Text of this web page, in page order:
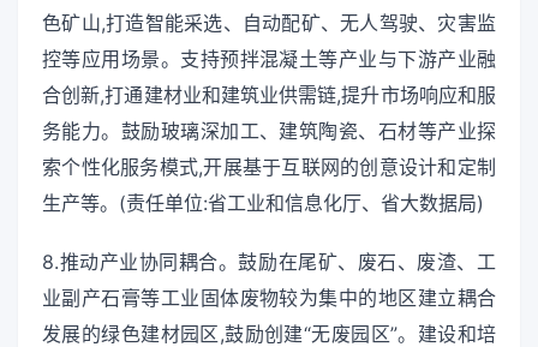
色矿山,打造智能采选、自动配矿、无人驾驶、灾害监
控等应用场景。支持预拌混凝土等产业与下游产业融
合创新,打通建材业和建筑业供需链,提升市场响应和服
务能力。鼓励玻璃深加工、建筑陶瓷、石材等产业探
索个性化服务模式,开展基于互联网的创意设计和定制
生产等。(责任单位:省工业和信息化厅、省大数据局)
8.推动产业协同耦合。鼓励在尾矿、废石、废渣、工
业副产石膏等工业固体废物较为集中的地区建立耦合
发展的绿色建材园区,鼓励创建“无废园区”。建设和培